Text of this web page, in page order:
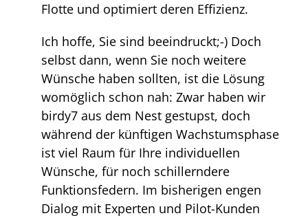
Flotte und optimiert deren Effizienz.
Ich hoffe, Sie sind beeindruckt;-) Doch
selbst dann, wenn Sie noch weitere
Wünsche haben sollten, ist die Lösung
womöglich schon nah: Zwar haben wir
birdy7 aus dem Nest gestupst, doch
während der künftigen Wachstumsphase
ist viel Raum für Ihre individuellen
Wünsche, für noch schillerndere
Funktionsfedern. Im bisherigen engen
Dialog mit Experten und Pilot-Kunden